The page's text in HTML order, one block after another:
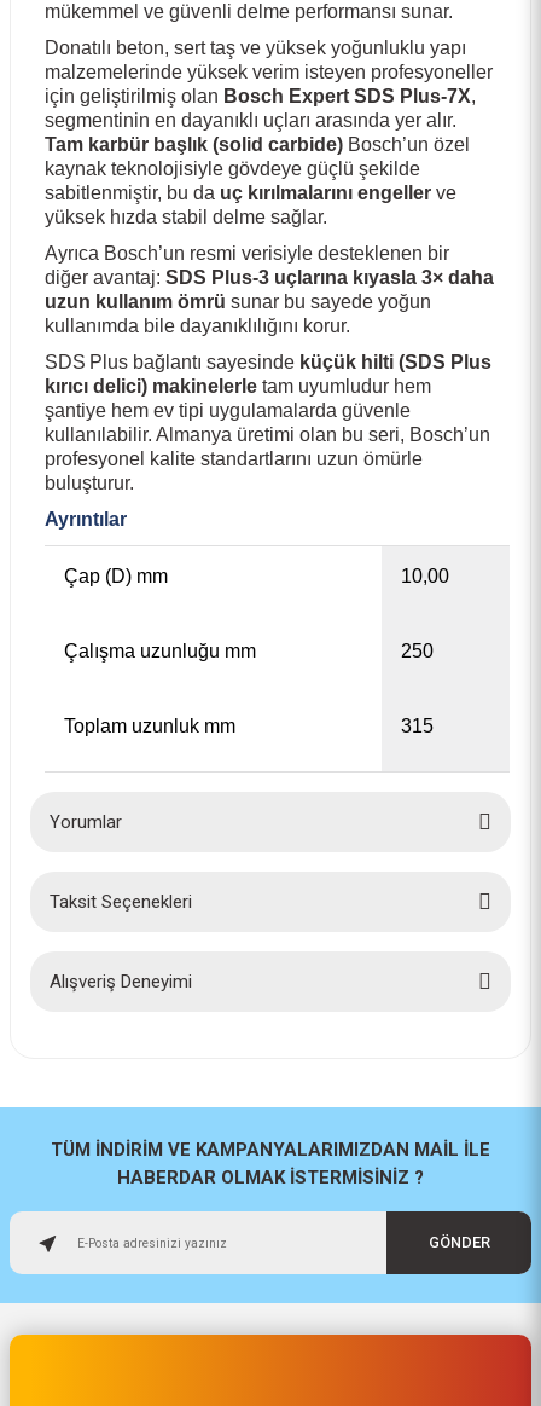
mükemmel ve güvenli delme performansı sunar.
Donatılı beton, sert taş ve yüksek yoğunluklu yapı
malzemelerinde yüksek verim isteyen profesyoneller
için geliştirilmiş olan Bosch Expert SDS Plus‑7X,
segmentinin en dayanıklı uçları arasında yer alır.
Tam karbür başlık (solid carbide) Bosch’un özel
kaynak teknolojisiyle gövdeye güçlü şekilde
sabitlenmiştir, bu da uç kırılmalarını engeller ve
yüksek hızda stabil delme sağlar.
Ayrıca Bosch’un resmi verisiyle desteklenen bir
diğer avantaj: SDS Plus‑3 uçlarına kıyasla 3× daha
uzun kullanım ömrü sunar bu sayede yoğun
kullanımda bile dayanıklılığını korur.
SDS Plus bağlantı sayesinde küçük hilti (SDS Plus
kırıcı delici) makinelerle tam uyumludur hem
şantiye hem ev tipi uygulamalarda güvenle
kullanılabilir. Almanya üretimi olan bu seri, Bosch’un
profesyonel kalite standartlarını uzun ömürle
buluşturur.
Ayrıntılar
Çap (D) mm 10,00
Çalışma uzunluğu mm 250
Toplam uzunluk mm 315
Yorumlar
Taksit Seçenekleri
Alışveriş Deneyimi
orijinal
H... U... | 02/06/2026
TÜM İNDİRİM VE KAMPANYALARIMIZDAN MAİL İLE
HABERDAR OLMAK İSTERMİSİNİZ ?
GÖNDER